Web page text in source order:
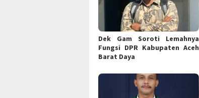
Dek Gam Soroti Lemahnya
Fungsi DPR Kabupaten Aceh
Barat Daya